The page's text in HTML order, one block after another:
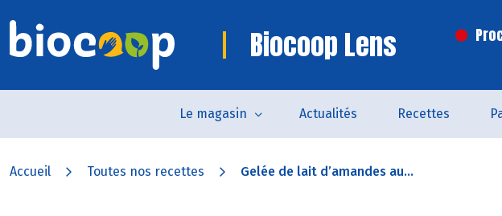
Biocoop Lens
Le magasin Actualités Recettes
Accueil Toutes nos recettes Gelée de lait d’amandes au...